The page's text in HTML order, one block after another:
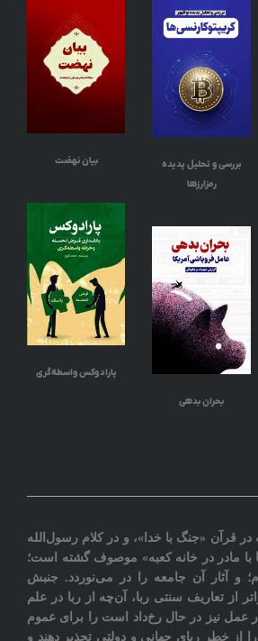
بررسی و تحلیل پدیده
رمزارزها
بیان نهضت
بحران بدهی
پارادوکس واسطه‌گری
در قرآن «جنگ با خدا»، و در کلام رسول‌الله
با مادر در خانه کعبه» موصوف گشته است؛
گناهی که آشکارا انجام؛ و آثار آن جامعه را در می‌نوردد‎. جنبش
از تعاريف سنتی ربا، آن‌چه از ربا در علم
در عمل نیز در حال رخ‌داد است را برای عموم
را از خطر ربای جهانی و دولتی تحذیر دهند و